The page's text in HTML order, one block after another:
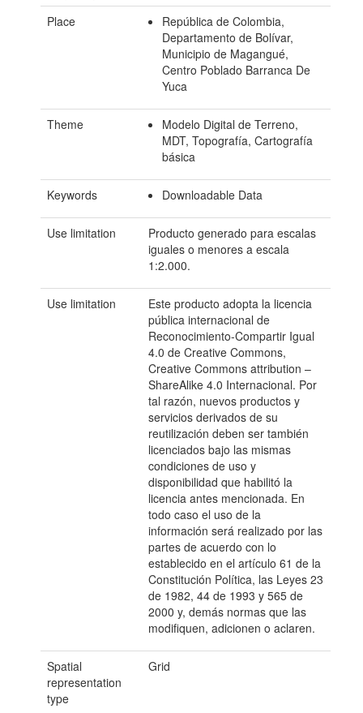
Place
República de Colombia,
Departamento de Bolívar,
Municipio de Magangué,
Centro Poblado Barranca De
Yuca
Theme
Modelo Digital de Terreno,
MDT, Topografía, Cartografía
básica
Keywords Downloadable Data
Use limitation
Producto generado para escalas
iguales o menores a escala
1:2.000.
Use limitation
Este producto adopta la licencia
pública internacional de
Reconocimiento-Compartir Igual
4.0 de Creative Commons,
Creative Commons attribution –
ShareAlike 4.0 Internacional. Por
tal razón, nuevos productos y
servicios derivados de su
reutilización deben ser también
licenciados bajo las mismas
condiciones de uso y
disponibilidad que habilitó la
licencia antes mencionada. En
todo caso el uso de la
información será realizado por las
partes de acuerdo con lo
establecido en el artículo 61 de la
Constitución Política, las Leyes 23
de 1982, 44 de 1993 y 565 de
2000 y, demás normas que las
modifiquen, adicionen o aclaren.
Spatial
representation
type
Grid